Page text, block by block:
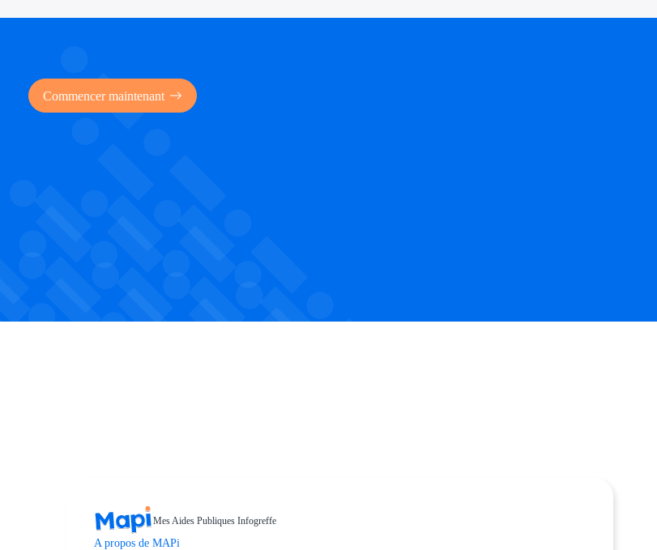
Commencer maintenant
Mes Aides Publiques Infogreffe
A propos de MAPi